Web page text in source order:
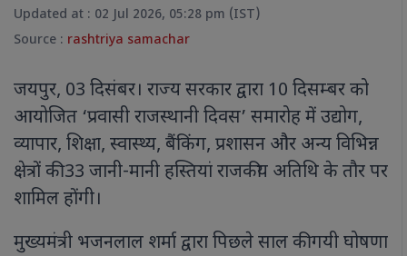
Updated at : 02 Jul 2026, 05:28 pm (IST)
Source : rashtriya samachar
जयपुर, 03 दिसंबर। राज्य सरकार द्वारा 10 दिसम्बर को
आयोजित ‘प्रवासी राजस्थानी दिवस’ समारोह में उद्योग,
व्यापार, शिक्षा, स्वास्थ्य, बैंकिंग, प्रशासन और अन्य विभिन्न
क्षेत्रों की 33 जानी-मानी हस्तियां राजकीय अतिथि के तौर पर
शामिल होंगी।
मुख्यमंत्री भजनलाल शर्मा द्वारा पिछले साल की गयी घोषणा